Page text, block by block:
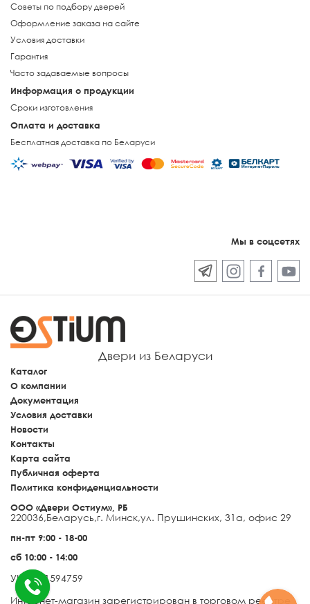
Советы по подбору дверей
Оформление заказа на сайте
Условия доставки
Гарантия
Часто задаваемые вопросы
Информация о продукции
Сроки изготовления
Оплата и доставка
Бесплатная доставка по Беларуси
Мы в соцсетях
Двери из Беларуси
Каталог
О компании
Документация
Условия доставки
Новости
Контакты
Карта сайта
Публичная оферта
Политика конфиденциальности
ООО «Двери Остиум», РБ
220036,Беларусь,г. Минск,ул. Прушинских, 31а, офис 29
пн-пт 9:00 - 18-00
сб 10:00 - 14:00
УНП 691594759
Интернет-магазин зарегистрирован в торговом реестре